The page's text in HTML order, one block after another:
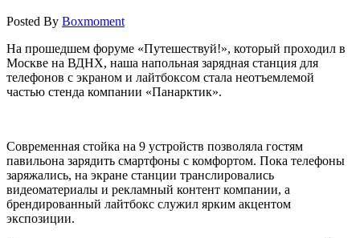
Posted By Boxmoment
На прошедшем форуме «Путешествуй!», который проходил в
Москве на ВДНХ, наша напольная зарядная станция для
телефонов с экраном и лайтбоксом стала неотъемлемой
частью стенда компании «Панарктик».
Современная стойка на 9 устройств позволяла гостям
павильона зарядить смартфоны с комфортом. Пока телефоны
заряжались, на экране станции транслировались
видеоматериалы и рекламный контент компании, а
брендированный лайтбокс служил ярким акцентом
экспозиции.